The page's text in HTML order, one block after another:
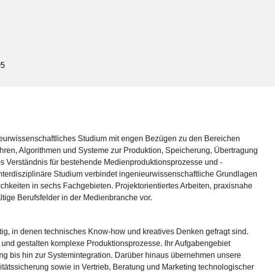
Studium mit engen Bezügen zu den Bereichen
Algorithmen und Systeme zur Produktion, Speicherung, Übertragung
für bestehende Medienproduktionsprozesse und -
Studium verbindet ingenieurwissenschaftliche Grundlagen
in sechs Fachgebieten. Projektorientiertes Arbeiten, praxisnahe
Berufsfelder in der Medienbranche vor.
in denen technisches Know-how und kreatives Denken gefragt sind.
gestalten komplexe Produktionsprozesse. Ihr Aufgabengebiet
bis hin zur Systemintegration. Darüber hinaus übernehmen unsere
sowie in Vertrieb, Beratung und Marketing technologischer